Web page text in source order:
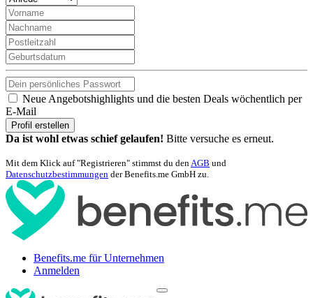
Neue Angebotshighlights und die besten Deals wöchentlich per
E-Mail
Profil erstellen
Da ist wohl etwas schief gelaufen! Bitte versuche es erneut.
Mit dem Klick auf "Registrieren" stimmst du denAGB und
Datenschutzbestimmungen der Benefits.me GmbH zu.
Benefits.me für Unternehmen
Anmelden